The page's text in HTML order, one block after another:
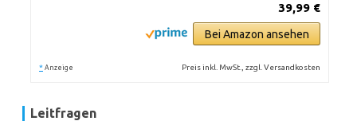
39,99 €
Bei Amazon ansehen
* Anzeige Preis inkl. MwSt., zzgl. Versandkosten
Leitfragen